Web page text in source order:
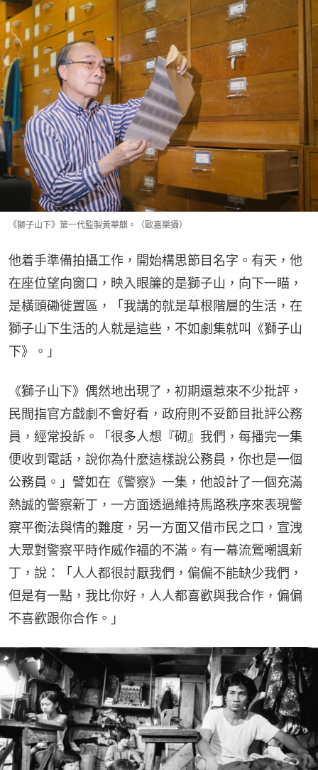
《獅子山下》第一代監製黃華麒。（歐嘉樂攝）
他着手準備拍攝工作，開始構思節目名字。有天，他
在座位望向窗口，映入眼簾的是獅子山，向下一瞄，
是橫頭磡徙置區，「我講的就是草根階層的生活，在
獅子山下生活的人就是這些，不如劇集就叫《獅子山
下》。」
《獅子山下》偶然地出現了，初期還惹來不少批評，
民間指官方戲劇不會好看，政府則不妥節目批評公務
員，經常投訴。「很多人想『砌』我們，每播完一集
便收到電話，說你為什麼這樣說公務員，你也是一個
公務員。」譬如在《警察》一集，他設計了一個充滿
熱誠的警察新丁，一方面透過維持馬路秩序來表現警
察平衡法與情的難度，另一方面又借市民之口，宣洩
大眾對警察平時作威作福的不滿。有一幕流鶯嘲諷新
丁，說：「人人都很討厭我們，偏偏不能缺少我們，
但是有一點，我比你好，人人都喜歡與我合作，偏偏
不喜歡跟你合作。」